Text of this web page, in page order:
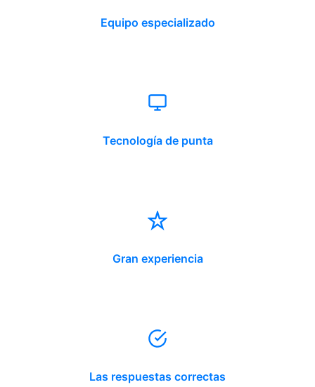
Equipo especializado
Tecnología de punta
Gran experiencia
Las respuestas correctas